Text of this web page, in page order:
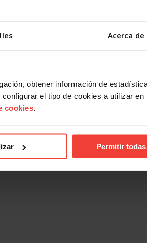
Acerca
obtener información de
el tipo de cookies a utilizar en
cookies.
Permitir